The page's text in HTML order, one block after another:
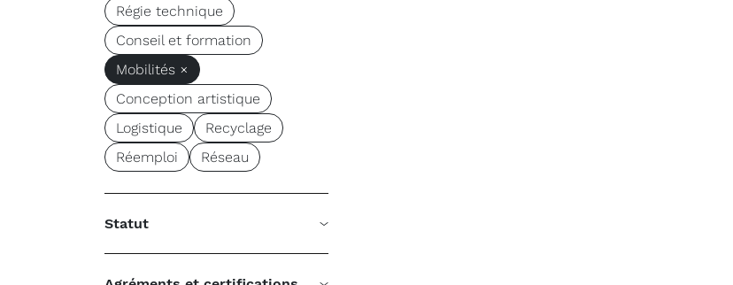
Régie technique
Conseil et formation
Mobilités ×
Conception artistique
Logistique
Recyclage
Réemploi
Réseau
Statut